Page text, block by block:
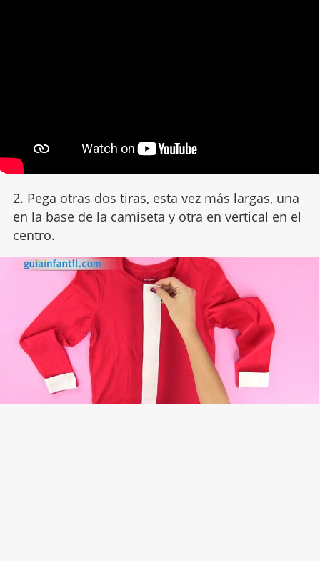
2. Pega otras dos tiras, esta vez más largas, una
en la base de la camiseta y otra en vertical en el
centro.